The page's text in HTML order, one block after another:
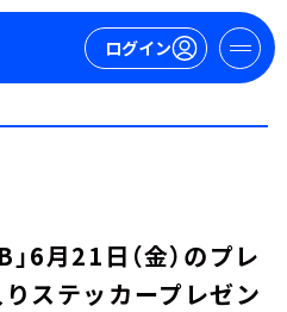
ログイン
6月21日（金）のプレ
ステッカープレゼン